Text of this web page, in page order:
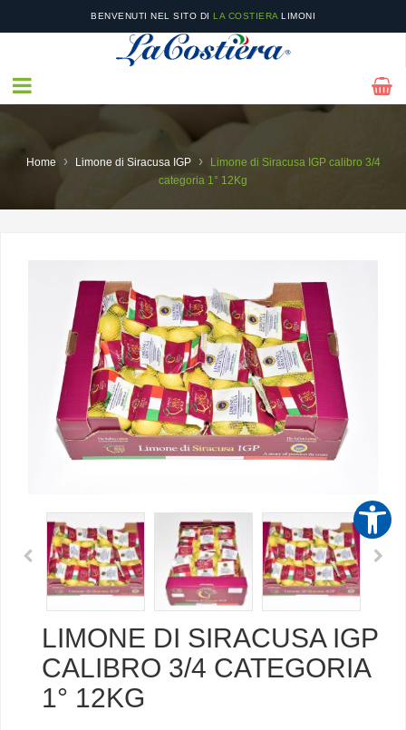
BENVENUTI NEL SITO DI LA COSTIERA LIMONI
NEL NOSTROCATALOGOPOTRAI TROVARE I NOSTRI PRODOTTI STAGIONALI E LE
NOSTRE OFFERTE!
Home › Limone di Siracusa IGP ›
Limone di Siracusa IGP calibro 3/4
categoria 1° 12Kg
LIMONE DI SIRACUSA IGP
CALIBRO 3/4 CATEGORIA
1° 12KG